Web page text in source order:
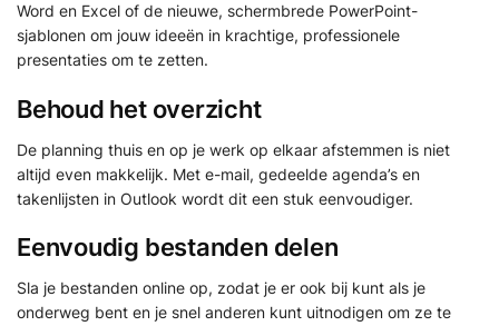
Word en Excel of de nieuwe, schermbrede PowerPoint-
sjablonen om jouw ideeën in krachtige, professionele
presentaties om te zetten.
Behoud het overzicht
De planning thuis en op je werk op elkaar afstemmen is niet
altijd even makkelijk. Met e-mail, gedeelde agenda’s en
takenlijsten in Outlook wordt dit een stuk eenvoudiger.
Eenvoudig bestanden delen
Sla je bestanden online op, zodat je er ook bij kunt als je
onderweg bent en je snel anderen kunt uitnodigen om ze te